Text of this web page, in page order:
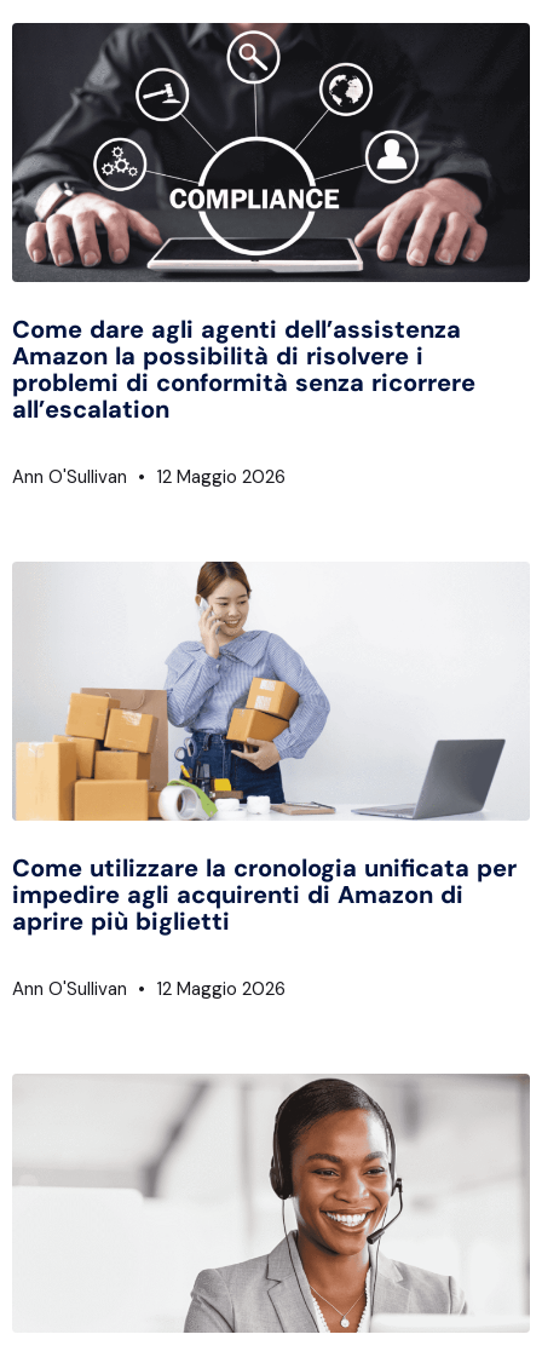
Come dare agli agenti dell’assistenza
Amazon la possibilità di risolvere i
problemi di conformità senza ricorrere
all’escalation
Ann O'Sullivan 12 Maggio 2026
Come utilizzare la cronologia unificata per
impedire agli acquirenti di Amazon di
aprire più biglietti
Ann O'Sullivan 12 Maggio 2026